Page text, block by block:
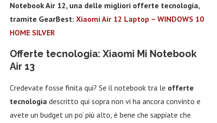
Notebook Air 12, una delle migliori offerte tecnologia,
tramite GearBest: Xiaomi Air 12 Laptop – WINDOWS 10
HOME SILVER
Offerte tecnologia: Xiaomi Mi Notebook
Air 13
Credevate fosse finita qui? Se il notebook tra le offerte
tecnologia descritto qui sopra non vi ha ancora convinto e
avete un budget un po’ più alto, è bene che sappiate che